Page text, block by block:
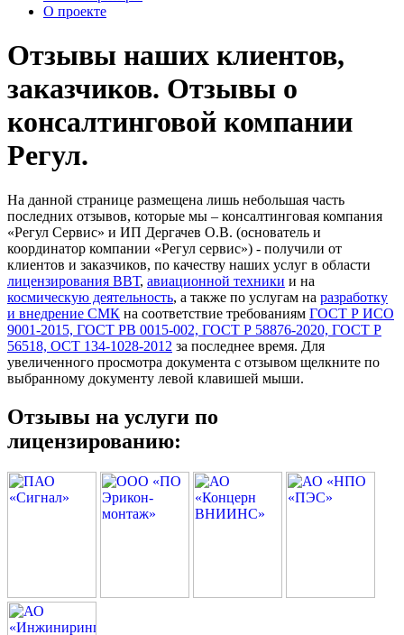
О проекте
Отзывы наших клиентов,
заказчиков. Отзывы о
консалтинговой компании
Регул.
На данной странице размещена лишь небольшая часть
последних отзывов, которые мы – консалтинговая компания
«Регул Сервис» и ИП Дергачев О.В. (основатель и
координатор компании «Регул сервис») - получили от
клиентов и заказчиков, по качеству наших услуг в области
лицензирования ВВТ, авиационной техники и на
космическую деятельность, а также по услугам на разработку
и внедрение СМК на соответствие требованиям ГОСТ Р ИСО
9001-2015, ГОСТ РВ 0015-002, ГОСТ Р 58876-2020, ГОСТ Р
56518, ОСТ 134-1028-2012 за последнее время. Для
увеличенного просмотра документа с отзывом щелкните по
выбранному документу левой клавишей мыши.
Отзывы на услуги по
лицензированию: